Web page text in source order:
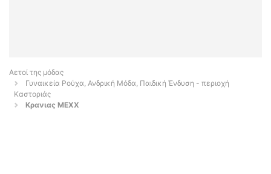
Αετοί της μόδας
Γυναικεία Ρούχα, Ανδρική Μόδα, Παιδική Ένδυση - περιοχή
Καστοριάς
Κρανιας MEXX